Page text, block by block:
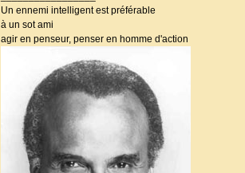
Un ennemi intelligent est préférable
à un sot ami
agir en penseur, penser en homme d'action